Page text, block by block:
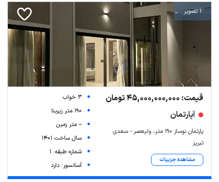
1 تصویر
قیمت: 45,000,000,000 تومان
آپارتمان
پارتمان نوساز 190 متر، ولیعصر - سعدی
تبریز
مشاهده جزییات
3 خواب
190 متر زیربنا
-- متر زمین
سال ساخت 1401
شماره طبقه: 1
آسانسور: دارد